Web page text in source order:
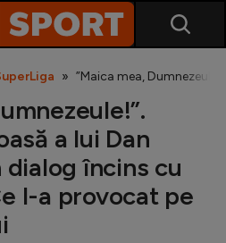
”Maica mea,
a lui Dan
dialog încins cu
l-a provocat pe